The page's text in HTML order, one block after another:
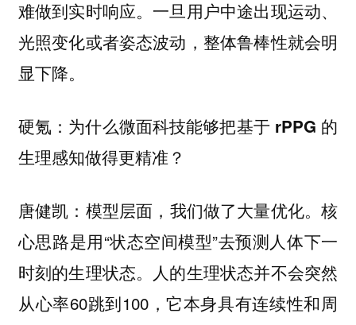
难做到实时响应。一旦用户中途出现运动、
光照变化或者姿态波动，整体鲁棒性就会明
显下降。
硬氪：为什么微面科技能够把基于 rPPG 的
生理感知做得更精准？
唐健凯： 模型层面，我们做了大量优化。核
心思路是用“状态空间模型”去预测人体下一
时刻的生理状态。人的生理状态并不会突然
从心率60跳到100，它本身具有连续性和周